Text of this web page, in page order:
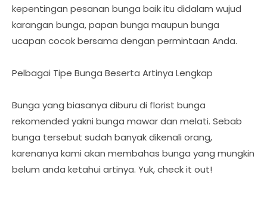
kepentingan pesanan bunga baik itu didalam wujud
karangan bunga, papan bunga maupun bunga
ucapan cocok bersama dengan permintaan Anda.
Pelbagai Tipe Bunga Beserta Artinya Lengkap
Bunga yang biasanya diburu di florist bunga
rekomended yakni bunga mawar dan melati. Sebab
bunga tersebut sudah banyak dikenali orang,
karenanya kami akan membahas bunga yang mungkin
belum anda ketahui artinya. Yuk, check it out!